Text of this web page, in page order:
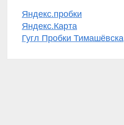
Яндекс.пробки
Яндекс.Карта
Гугл Пробки Тимашёвска